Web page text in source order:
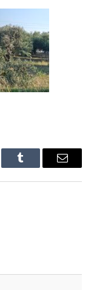
Tumblr Email